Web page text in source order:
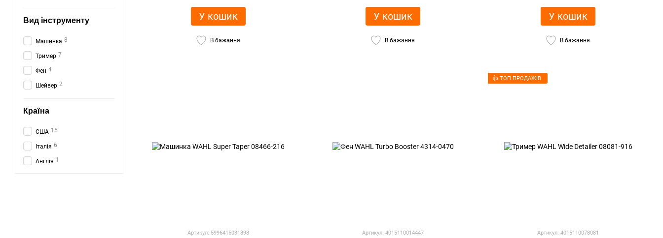
У кошик
В бажання
У кошик
В бажання
У кошик
В бажання
Артикул: 5996415031898 Артикул: 4015110014447
👍 ТОП ПРОДАЖІВ
Артикул: 4015110078081
Вид інструменту
Машинка 8
Тример 7
Фен 4
Шейвер 2
Країна
США 15
Італія 6
Англія 1